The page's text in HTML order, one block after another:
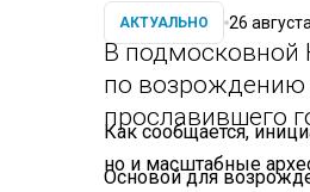
АКТУАЛЬНО 26
В подмосковной
по возрождению
прославившего
Как сообщается,
но и масштабные
Основой для